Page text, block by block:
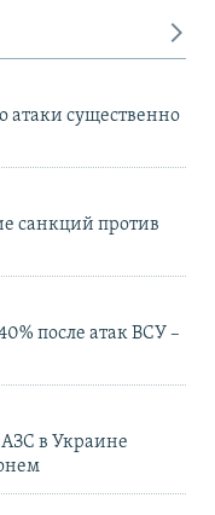
атаки существенно
санкций против
после атак ВСУ –
АЗС в Украине